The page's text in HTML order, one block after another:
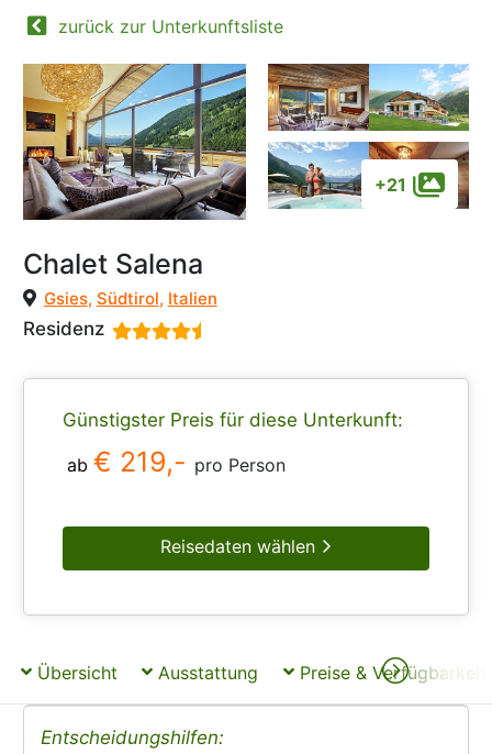
zurück zur Unterkunftsliste
+21
Chalet Salena
Gsies, Südtirol, Italien
Residenz
Günstigster Preis für diese Unterkunft:
ab € 219,- pro Person
Reisedaten wählen
Übersicht Ausstattung Preise & Verfügbarkeit
Entscheidungshilfen: